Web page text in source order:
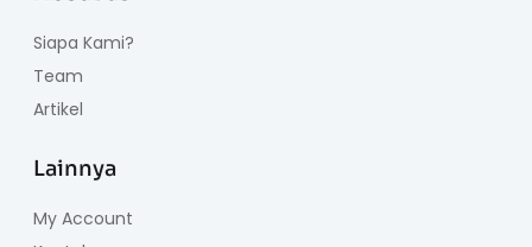
Siapa Kami?
Team
Artikel
Lainnya
My Account